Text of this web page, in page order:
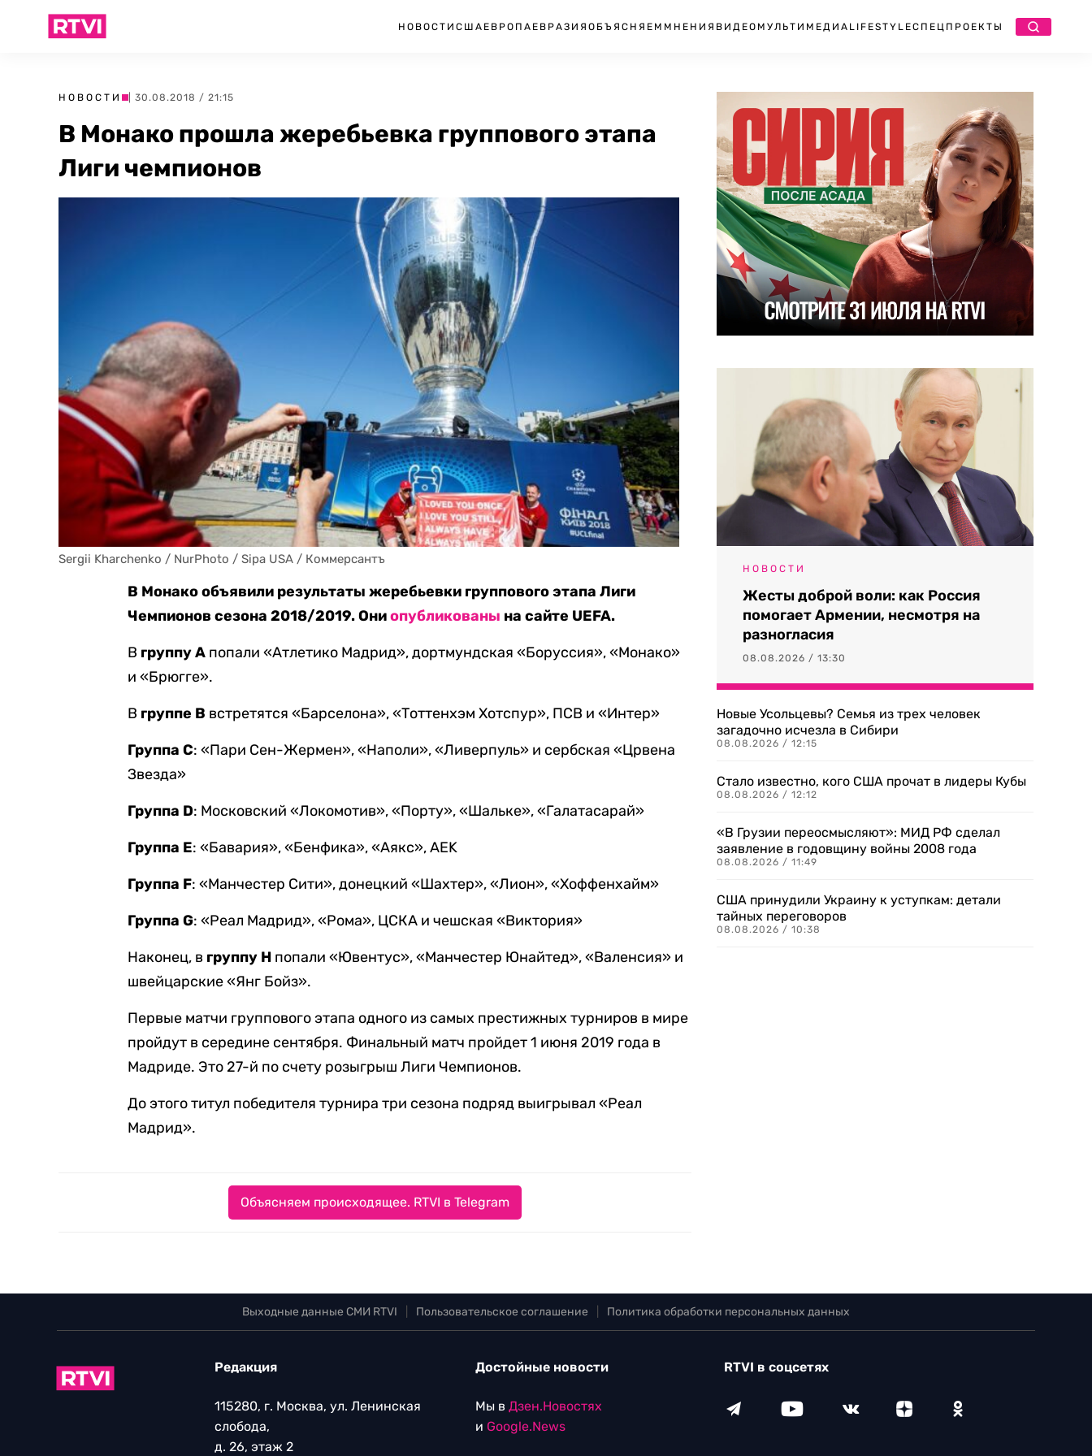
НОВОСТИ США ЕВРОПА ЕВРАЗИЯ ОБЪЯСНЯЕМ МНЕНИЯ ВИДЕО МУЛЬТИМЕДИА LIFESTYLEСПЕЦПРОЕКТЫ
НОВОСТИ | 30.08.2018 / 21:15
В Монако прошла жеребьевка группового этапа
Лиги чемпионов
Sergii Kharchenko / NurPhoto / Sipa USA / Коммерсантъ
В Монако объявили результаты жеребьевки группового этапа Лиги
Чемпионов сезона 2018/2019. Ониопубликованы на сайте UEFA.
В группу A попали «Атлетико Мадрид», дортмундская «Боруссия», «Монако»
и «Брюгге».
В группе B встретятся «Барселона», «Тоттенхэм Хотспур», ПСВ и «Интер»
Группа C: «Пари Сен-Жермен», «Наполи», «Ливерпуль» и сербская «Црвена
Звезда»
Группа D: Московский «Локомотив», «Порту», «Шальке», «Галатасарай»
Группа E: «Бавария», «Бенфика», «Аякс», AEK
Группа F: «Манчестер Сити», донецкий «Шахтер», «Лион», «Хоффенхайм»
Группа G: «Реал Мадрид», «Рома», ЦСКА и чешская «Виктория»
Наконец, в группу H попали «Ювентус», «Манчестер Юнайтед», «Валенсия» и
швейцарские «Янг Бойз».
Первые матчи группового этапа одного из самых престижных турниров в мире
пройдут в середине сентября. Финальный матч пройдет 1 июня 2019 года в
Мадриде. Это 27-й по счету розыгрыш Лиги Чемпионов.
До этого титул победителя турнира три сезона подряд выигрывал «Реал
Мадрид».
Объясняем происходящее. RTVI в Telegram
НОВОСТИ
Жесты доброй воли: как Россия
помогает Армении, несмотря на
разногласия
08.08.2026 / 13:30
Новые Усольцевы? Семья из трех человек
загадочно исчезла в Сибири
08.08.2026 / 12:15
Стало известно, кого США прочат в лидеры Кубы
08.08.2026 / 12:12
«В Грузии переосмысляют»: МИД РФ сделал
заявление в годовщину войны 2008 года
08.08.2026 / 11:49
США принудили Украину к уступкам: детали
тайных переговоров
08.08.2026 / 10:38
Выходные данные СМИ RTVI Пользовательское соглашение Политика обработки персональных данных
Редакция
115280, г. Москва, ул. Ленинская
слобода,
д. 26, этаж 2
Достойные новости
Мы в Дзен.Новостях
и Google.News
RTVI в соцсетях